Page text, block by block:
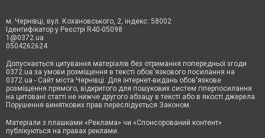
м. Чернівці, вул. Кохановського, 2, індекс: 58002
Ідентифікатор у Реєстрі R40-05098
1@0372.ua
0504262624
Допускається цитування матеріалів без отримання попередньої згоди
0372.ua за умови розміщення в тексті обов'язкового посилання на
0372.ua - Сайт міста Чернівці. Для інтернет-видань обов'язкове
розміщення прямого, відкритого для пошукових систем гіперпосилання
на цитовані статті не нижче другого абзацу в тексті або в якості джерела.
Порушення виняткових прав переслідується Законом.
Матеріали з плашками «Реклама» чи «Спонсорований контент»
публікуються на правах реклами.